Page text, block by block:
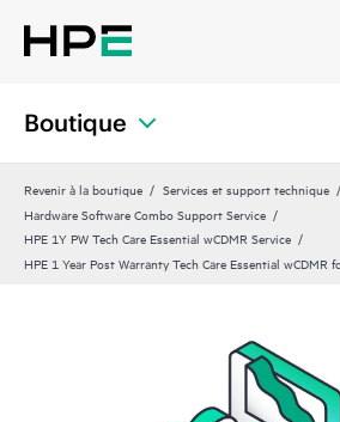
Boutique
Revenir à la boutique Services et support technique
Hardware Software Combo Support Service
HPE 1Y PW Tech Care Essential wCDMR Service
HPE 1 Year Post Warranty Tech Care Essential wCDMR